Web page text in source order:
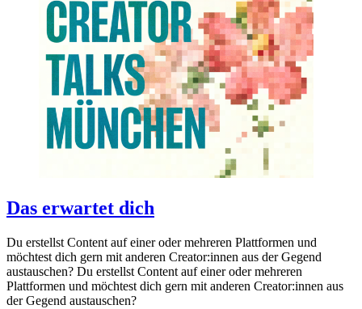
Das erwartet dich
Du erstellst Content auf einer oder mehreren Plattformen und
möchtest dich gern mit anderen Creator:innen aus der Gegend
austauschen? Du erstellst Content auf einer oder mehreren
Plattformen und möchtest dich gern mit anderen Creator:innen aus
der Gegend austauschen?